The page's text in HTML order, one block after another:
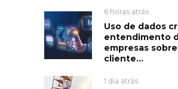
6 horas atrás
Uso de dados
entendimento
empresas
cliente...
1 dia atrás